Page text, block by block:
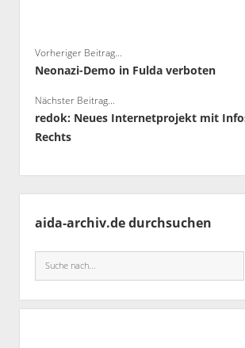
Vorheriger Beitrag...
Neonazi-Demo in Fulda verboten
Nächster Beitrag...
redok: Neues Internetprojekt mit
Rechts
aida-archiv.de durchsuchen